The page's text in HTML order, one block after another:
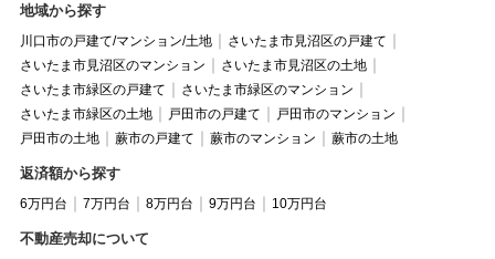
地域から探す
川口市の戸建て/マンション/土地
さいたま市見沼区の戸建て
さいたま市見沼区のマンション
さいたま市見沼区の土地
さいたま市緑区の戸建て
さいたま市緑区のマンション
さいたま市緑区の土地
戸田市の戸建て
戸田市のマンション
戸田市の土地
蕨市の戸建て 蕨市のマンション 蕨市の土地
返済額から探す
6万円台 7万円台 8万円台 9万円台 10万円台
不動産売却について